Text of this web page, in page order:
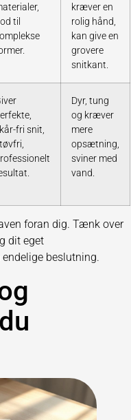
til
kræver en
rolig hånd,
kan give en
grovere
snitkant.
fri snit,
Dyr, tung
og kræver
mere
opsætning,
sviner med
vand.
foran dig. Tænk over
dit eget
beslutning.